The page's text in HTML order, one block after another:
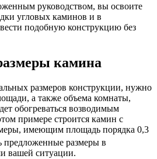
руководством, вы освоите
угловых каминов и в
подобную конструкцию без
камина
размеров конструкции, нужно
а также объема комнаты,
обогреваться возводимым
примере строится камин с
имеющим площадь порядка 0,3
размеры в
вашей ситуации.